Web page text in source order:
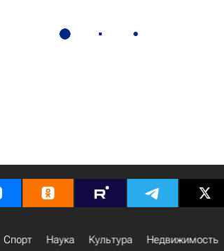
Спорт Наука Культура Недвижимость